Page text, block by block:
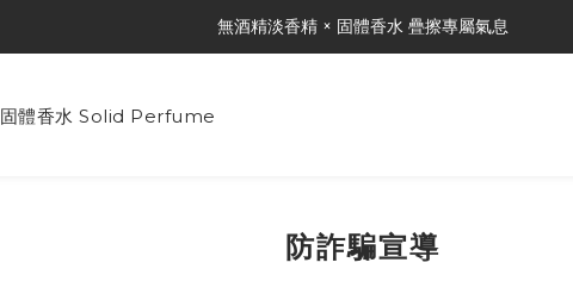
🤍韓國質感香氛🤍
無酒精淡香精 × 固體香水 疊擦專屬氣息
固體香水 Solid Perfume
防詐騙宣導